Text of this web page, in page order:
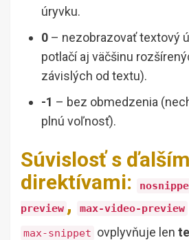
úryvku.
0 – nezobrazovať textový
potlačí aj väčšinu
závislých od textu).
-1 – bez obmedzenia
plnú voľnosť).
Súvislosť s
direktívami:
preview ,
max-video-preview
max-snippet ovplyvňuje len